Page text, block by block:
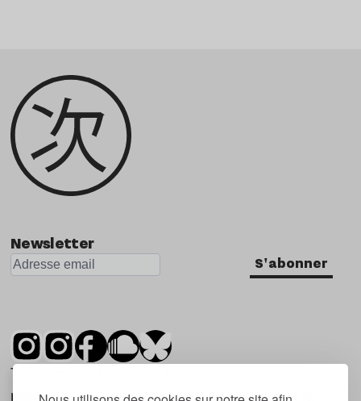
Newsletter
S'abonner
Tsugi est un mensuel indépendant sur la
musique et les nouvelles tendances, dont la